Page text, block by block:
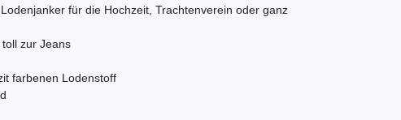
für die Hochzeit, Trachtenverein oder ganz
zur Jeans
farbenen Lodenstoff